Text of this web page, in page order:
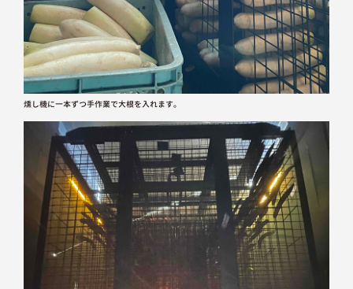
燻し機に一本ずつ手作業で大根を入れます。